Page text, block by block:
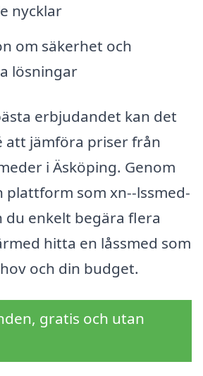
nycklar
om säkerhet och
lösningar
erbjudandet kan det
att jämföra priser från
i Äsköping. Genom
plattform som xn--lssmed-
du enkelt begära flera
hitta en låssmed som
och din budget.
gratis och utan